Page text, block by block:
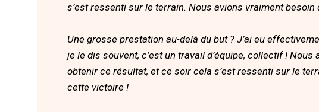
s’est ressenti sur le terrain. Nous avions vraiment besoin
Une grosse prestation au-delà du but ? J’ai eu
je le dis souvent, c’est un travail d’équipe, collectif !
obtenir ce résultat, et ce soir cela s’est ressenti sur le
cette victoire !